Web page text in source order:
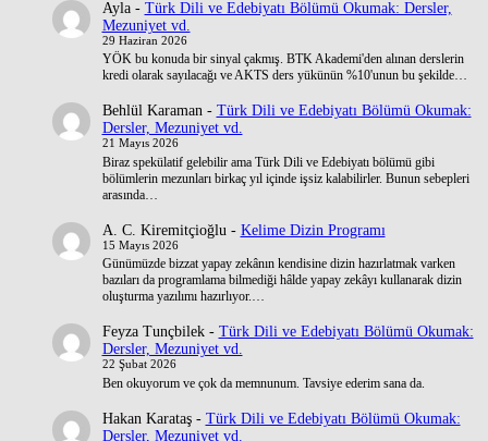
Ayla- Türk Dili ve Edebiyatı Bölümü Okumak: Dersler,
Mezuniyet vd.
29 Haziran 2026
YÖK bu konuda bir sinyal çakmış. BTK Akademi'den alınan derslerin
kredi olarak sayılacağı ve AKTS ders yükünün %10'unun bu şekilde…
Behlül Karaman- Türk Dili ve Edebiyatı Bölümü Okumak:
Dersler, Mezuniyet vd.
21 Mayıs 2026
Biraz spekülatif gelebilir ama Türk Dili ve Edebiyatı bölümü gibi
bölümlerin mezunları birkaç yıl içinde işsiz kalabilirler. Bunun sebepleri
arasında…
A. C. Kiremitçioğlu - Kelime Dizin Programı
15 Mayıs 2026
Günümüzde bizzat yapay zekânın kendisine dizin hazırlatmak varken
bazıları da programlama bilmediği hâlde yapay zekâyı kullanarak dizin
oluşturma yazılımı hazırlıyor.…
Feyza Tunçbilek- Türk Dili ve Edebiyatı Bölümü Okumak:
Dersler, Mezuniyet vd.
22 Şubat 2026
Ben okuyorum ve çok da memnunum. Tavsiye ederim sana da.
Hakan Karataş- Türk Dili ve Edebiyatı Bölümü Okumak:
Dersler, Mezuniyet vd.